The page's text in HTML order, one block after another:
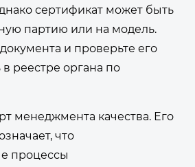
сертификат может быть
партию или на модель.
и проверьте его
реестре органа по
менеджмента качества. Его
что
процессы